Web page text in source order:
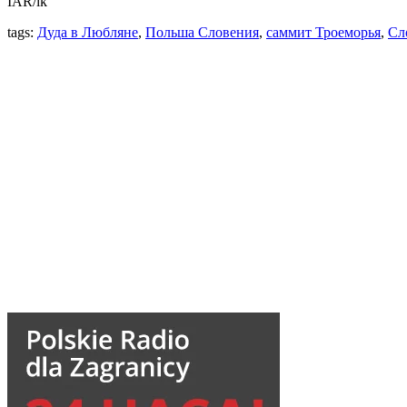
tags: Дуда в Любляне, Польша Словения, саммит Троеморья,